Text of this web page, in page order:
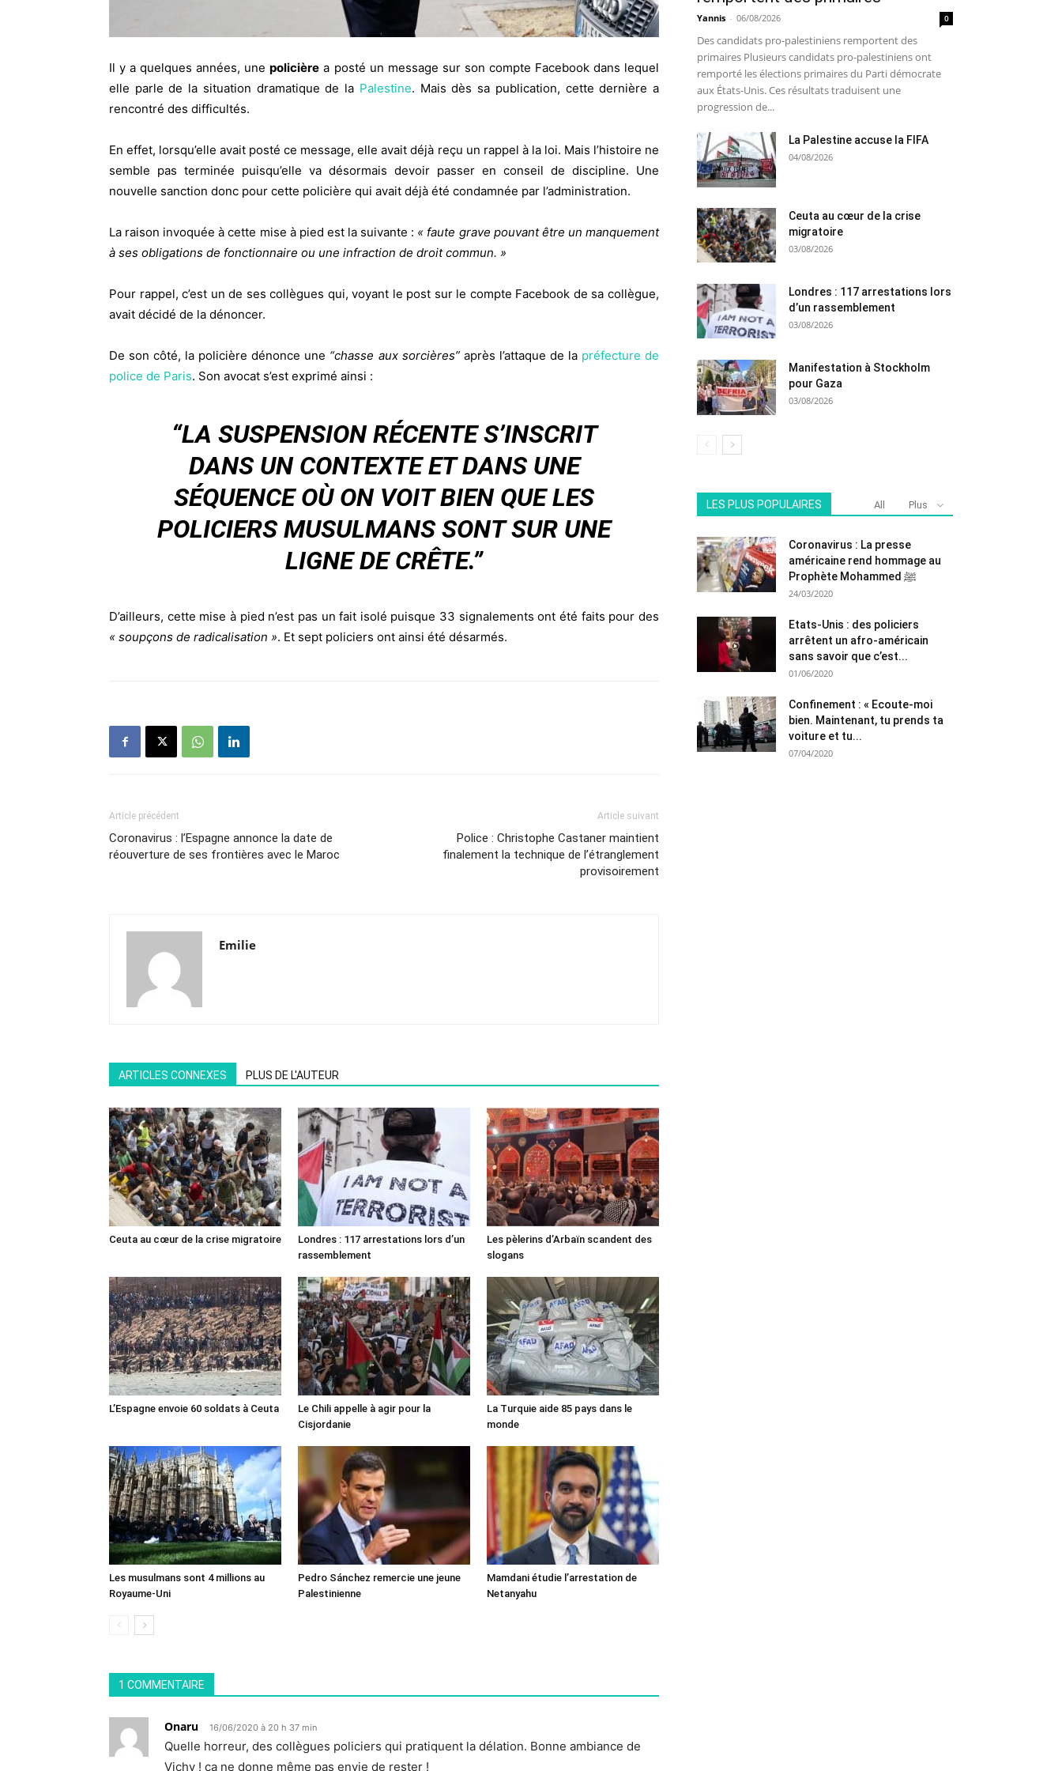
Il y a quelques années, unepolicière a posté un message sur son compte Facebook dans lequel
elle parle de la situation dramatique de la Palestine. Mais dès sa publication, cette dernière a
rencontré des difficultés.
En effet, lorsqu’elle avait posté ce message, elle avait déjà reçu un rappel à la loi. Mais l’histoire ne
semble pas terminée puisqu’elle va désormais devoir passer en conseil de discipline. Une
nouvelle sanction donc pour cette policière qui avait déjà été condamnée par l’administration.
La raison invoquée à cette mise à pied est la suivante : « faute grave pouvant être un manquement
à ses obligations de fonctionnaire ou une infraction de droit commun. »
Pour rappel, c’est un de ses collègues qui, voyant le post sur le compte Facebook de sa collègue,
avait décidé de la dénoncer.
De son côté, la policière dénonce une “chasse aux sorcières”après l’attaque de la préfecture de
police de Paris. Son avocat s’est exprimé ainsi :
“LA SUSPENSION RÉCENTE S’INSCRIT
DANS UN CONTEXTE ET DANS UNE
SÉQUENCE OÙ ON VOIT BIEN QUE LES
POLICIERS MUSULMANS SONT SUR UNE
LIGNE DE CRÊTE.”
D’ailleurs, cette mise à pied n’est pas un fait isolé puisque 33 signalements ont été faits pour des
« soupçons de radicalisation ». Et sept policiers ont ainsi été désarmés.
Article précédent
Coronavirus : l’Espagne annonce la date de
réouverture de ses frontières avec le Maroc
Article suivant
Police : Christophe Castaner maintient
finalement la technique de l’étranglement
provisoirement
Emilie
ARTICLES CONNEXES PLUS DE L'AUTEUR
Ceuta au cœur de la crise migratoire
Londres : 117 arrestations lors d’un
rassemblement
Les pèlerins d’Arbaïn scandent des
slogans
L’Espagne envoie 60 soldats à Ceuta
Le Chili appelle à agir pour la
Cisjordanie
La Turquie aide 85 pays dans le
monde
Les musulmans sont 4 millions au
Royaume-Uni
Pedro Sánchez remercie une jeune
Palestinienne
Mamdani étudie l’arrestation de
Netanyahu
1 COMMENTAIRE
Onaru 16/06/2020 à 20 h 37 min
Quelle horreur, des collègues policiers qui pratiquent la délation. Bonne ambiance de
Vichy ! ça ne donne même pas envie de rester !
Yannis - 06/08/2026 0
Des candidats pro-palestiniens remportent des
primaires Plusieurs candidats pro-palestiniens ont
remporté les élections primaires du Parti démocrate
aux États-Unis. Ces résultats traduisent une
progression de...
La Palestine accuse la FIFA
04/08/2026
Ceuta au cœur de la crise
migratoire
03/08/2026
Londres : 117 arrestations lors
d’un rassemblement
03/08/2026
Manifestation à Stockholm
pour Gaza
03/08/2026
LES PLUS POPULAIRES All Plus
Coronavirus : La presse
américaine rend hommage au
Prophète Mohammed ﷺ
24/03/2020
Etats-Unis : des policiers
arrêtent un afro-américain
sans savoir que c’est...
01/06/2020
Confinement : « Ecoute-moi
bien. Maintenant, tu prends ta
voiture et tu...
07/04/2020